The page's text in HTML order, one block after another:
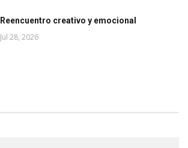
Reencuentro creativo y emocional
Jul 28, 2026